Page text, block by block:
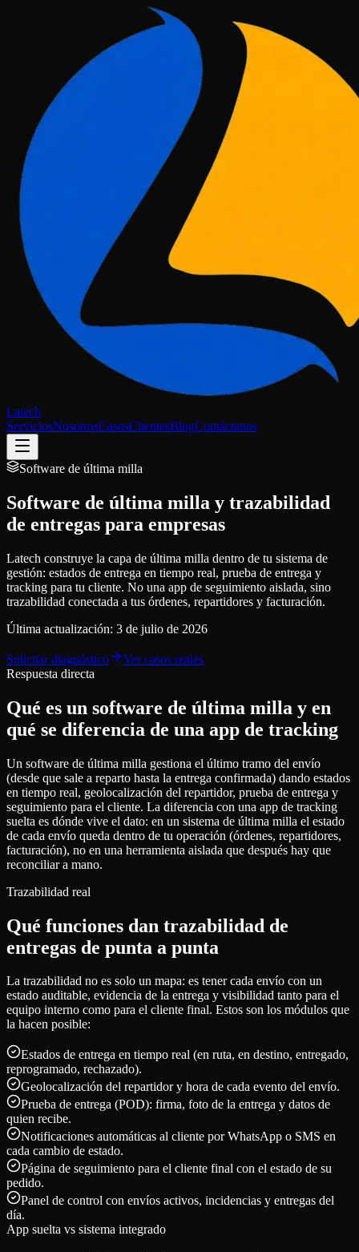
Latech
ServiciosNosotrosCasosClientesBlogContáctanos
Software de última milla
Software de última milla y trazabilidad
de entregas para empresas
Latech construye la capa de última milla dentro de tu sistema de
gestión: estados de entrega en tiempo real, prueba de entrega y
tracking para tu cliente. No una app de seguimiento aislada, sino
trazabilidad conectada a tus órdenes, repartidores y facturación.
Última actualización: 3 de julio de 2026
Solicitar diagnóstico
Ver casos reales
Respuesta directa
Qué es un software de última milla y en
qué se diferencia de una app de tracking
Un software de última milla gestiona el último tramo del envío
(desde que sale a reparto hasta la entrega confirmada) dando estados
en tiempo real, geolocalización del repartidor, prueba de entrega y
seguimiento para el cliente. La diferencia con una app de tracking
suelta es dónde vive el dato: en un sistema de última milla el estado
de cada envío queda dentro de tu operación (órdenes, repartidores,
facturación), no en una herramienta aislada que después hay que
reconciliar a mano.
Trazabilidad real
Qué funciones dan trazabilidad de
entregas de punta a punta
La trazabilidad no es solo un mapa: es tener cada envío con un
estado auditable, evidencia de la entrega y visibilidad tanto para el
equipo interno como para el cliente final. Estos son los módulos que
la hacen posible:
Estados de entrega en tiempo real (en ruta, en destino, entregado,
reprogramado, rechazado).
Geolocalización del repartidor y hora de cada evento del envío.
Prueba de entrega (POD): firma, foto de la entrega y datos de
quien recibe.
Notificaciones automáticas al cliente por WhatsApp o SMS en
cada cambio de estado.
Página de seguimiento para el cliente final con el estado de su
pedido.
Panel de control con envíos activos, incidencias y entregas del
día.
App suelta vs sistema integrado